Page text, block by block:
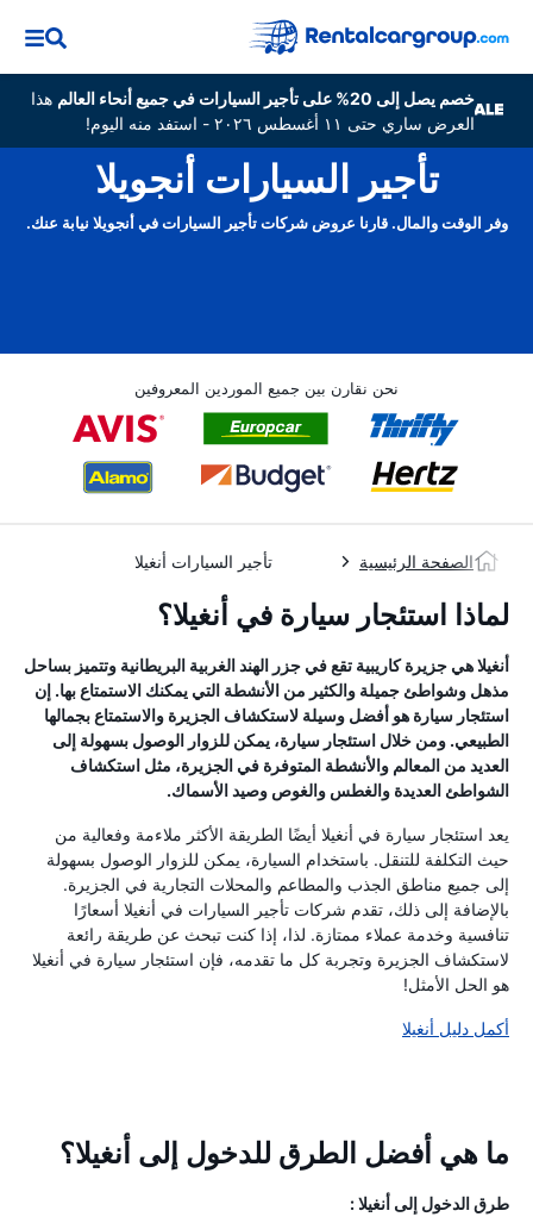
خصم يصل إلى 20% على تأجير السيارات في جميع أنحاء العالم
هذا
العرض ساري حتى ١١ أغسطس ٢٠٢٦ - استفد منه اليوم!
تأجير السيارات أنجويلا
وفر الوقت والمال. قارنا عروض شركات تأجير السيارات في أنجويلا نيابة عنك.
نحن نقارن بين جميع الموردين المعروفين
الصفحة الرئيسية تأجير السيارات أنغيلا
لماذا استئجار سيارة في أنغيلا؟
أنغيلا هي جزيرة كاريبية تقع في جزر الهند الغربية البريطانية وتتميز بساحل
مذهل وشواطئ جميلة والكثير من الأنشطة التي يمكنك الاستمتاع بها. إن
استئجار سيارة هو أفضل وسيلة لاستكشاف الجزيرة والاستمتاع بجمالها
الطبيعي. ومن خلال استئجار سيارة، يمكن للزوار الوصول بسهولة إلى
العديد من المعالم والأنشطة المتوفرة في الجزيرة، مثل استكشاف
الشواطئ العديدة والغطس والغوص وصيد الأسماك.
يعد استئجار سيارة في أنغيلا أيضًا الطريقة الأكثر ملاءمة وفعالية من
حيث التكلفة للتنقل. باستخدام السيارة، يمكن للزوار الوصول بسهولة
إلى جميع مناطق الجذب والمطاعم والمحلات التجارية في الجزيرة.
بالإضافة إلى ذلك، تقدم شركات تأجير السيارات في أنغيلا أسعارًا
تنافسية وخدمة عملاء ممتازة. لذا، إذا كنت تبحث عن طريقة رائعة
لاستكشاف الجزيرة وتجربة كل ما تقدمه، فإن استئجار سيارة في أنغيلا
هو الحل الأمثل!
أكمل دليل أنغيلا
ما هي أفضل الطرق للدخول إلى أنغيلا؟
طرق الدخول إلى أنغيلا :